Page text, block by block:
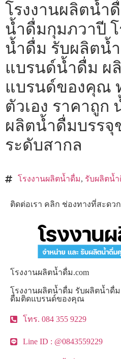
โรงงานผลิตน้ำ
น้ำดื่มกุมภวาปี
น้ำดื่ม รับผลิตน้
แบรนด์น้ำดื่ม ผ
แบรนด์ของคุณ
ตัวเอง ราคาถูก
ผลิตน้ำดื่มบรรจุ
ระดับสากล
โรงงานผลิตน้ำดื่ม, รับผลิตน้ำ
ติดต่อเรา คลิก ช่องทางที่สะดวก
โรงงานผลิตน้ำดื่ม.com
โรงงานผลิตน้ำดื่ม รับผลิตน้ำดื่
ดื่มติดแบรนด์ของคุณ
โทร. 084 355 9229
Line ID : @0843559229